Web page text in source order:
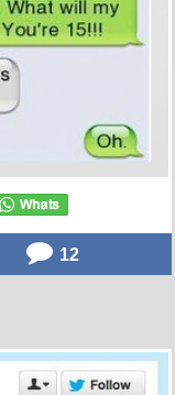
12